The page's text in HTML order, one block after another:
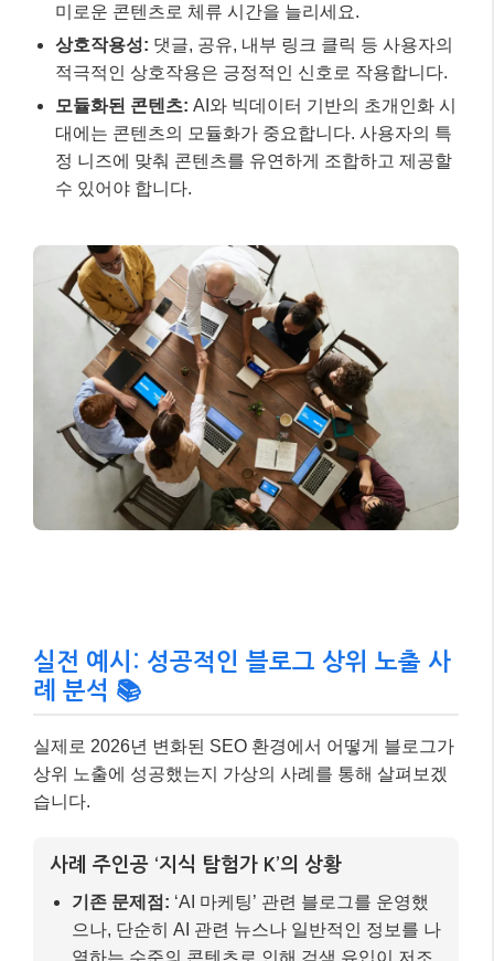
실전 예시: 성공적인 블로그 상위 노출 사
례 분석 📚
실제로 2026년 변화된 SEO 환경에서 어떻게 블로그가
상위 노출에 성공했는지 가상의 사례를 통해 살펴보겠
으나, 단순히 AI 관련 뉴스나 일반적인 정보를 나
열하는 수준의 콘텐츠로 인해 검색 유입이 저조
했습니다.
이지 진입 및 전문가로서의 인지도 확보.
적용 과정
무 경험이 있었지만, 블로그에 이를 명시하지 않았
습니다. 블로그 ‘소개’ 페이지에 자신의 경력, 프로
젝트 경험, 관련 자격증을 상세히 기재하고, 모든 글
하단에 저자 정보를 추가했습니다.